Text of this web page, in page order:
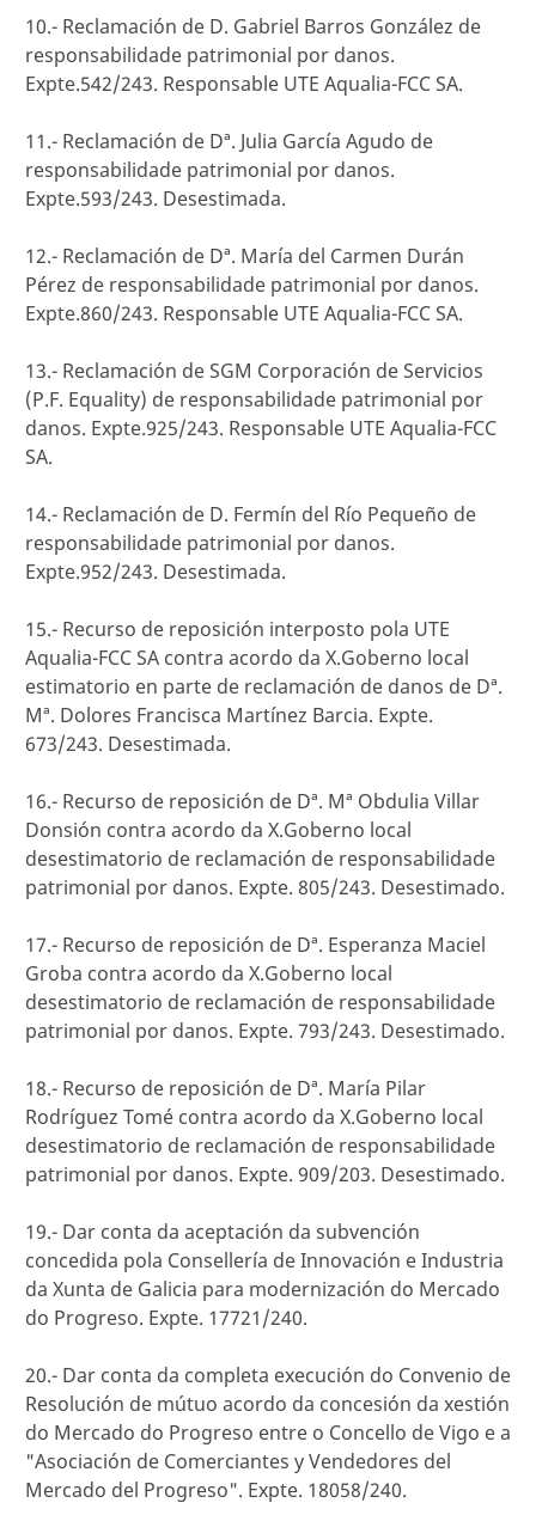
10.- Reclamación de D. Gabriel Barros González de
responsabilidade patrimonial por danos.
Expte.542/243. Responsable UTE Aqualia-FCC SA.
11.- Reclamación de Dª. Julia García Agudo de
responsabilidade patrimonial por danos.
Expte.593/243. Desestimada.
12.- Reclamación de Dª. María del Carmen Durán
Pérez de responsabilidade patrimonial por danos.
Expte.860/243. Responsable UTE Aqualia-FCC SA.
13.- Reclamación de SGM Corporación de Servicios
(P.F. Equality) de responsabilidade patrimonial por
danos. Expte.925/243. Responsable UTE Aqualia-FCC
SA.
14.- Reclamación de D. Fermín del Río Pequeño de
responsabilidade patrimonial por danos.
Expte.952/243. Desestimada.
15.- Recurso de reposición interposto pola UTE
Aqualia-FCC SA contra acordo da X.Goberno local
estimatorio en parte de reclamación de danos de Dª.
Mª. Dolores Francisca Martínez Barcia. Expte.
673/243. Desestimada.
16.- Recurso de reposición de Dª. Mª Obdulia Villar
Donsión contra acordo da X.Goberno local
desestimatorio de reclamación de responsabilidade
patrimonial por danos. Expte. 805/243. Desestimado.
17.- Recurso de reposición de Dª. Esperanza Maciel
Groba contra acordo da X.Goberno local
desestimatorio de reclamación de responsabilidade
patrimonial por danos. Expte. 793/243. Desestimado.
18.- Recurso de reposición de Dª. María Pilar
Rodríguez Tomé contra acordo da X.Goberno local
desestimatorio de reclamación de responsabilidade
patrimonial por danos. Expte. 909/203. Desestimado.
19.- Dar conta da aceptación da subvención
concedida pola Consellería de Innovación e Industria
da Xunta de Galicia para modernización do Mercado
do Progreso. Expte. 17721/240.
20.- Dar conta da completa execución do Convenio de
Resolución de mútuo acordo da concesión da xestión
do Mercado do Progreso entre o Concello de Vigo e a
"Asociación de Comerciantes y Vendedores del
Mercado del Progreso". Expte. 18058/240.